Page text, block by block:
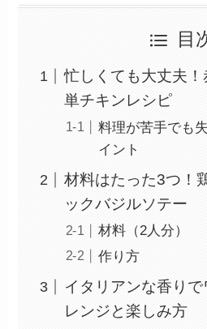
目
忙しくても大丈夫
単チキンレシピ
料理が苦手でも
イント
材料はたった3つ！
ックバジルソテー
材料（2人分）
作り方
イタリアンな香り
レンジと楽しみ方